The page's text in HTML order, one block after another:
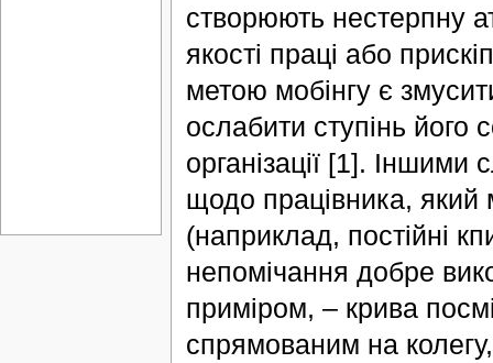
створюють нестерпну
якості праці або
метою мобінгу є
ослабити ступінь його
організації [1]. Іншими
щодо працівника, який
(наприклад, постійні
непомічання добре
приміром, – крива
спрямованим на